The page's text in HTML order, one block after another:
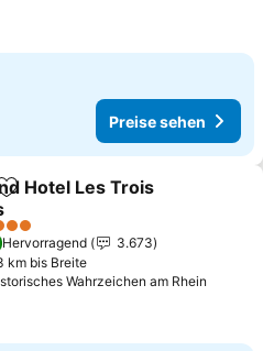
Preise sehen
Zu Favoriten hinzufügen
Hotel Les Trois
Hervorragend
3.673
km bis Breite
Wahrzeichen am Rhein